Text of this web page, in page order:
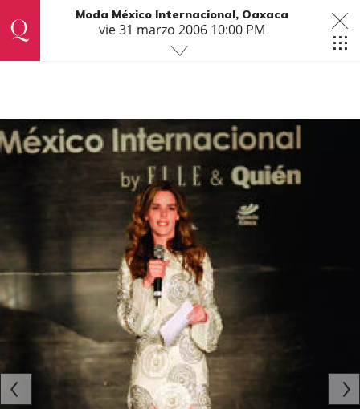
Moda México Internacional, Oaxaca
vie 31 marzo 2006 10:00 PM